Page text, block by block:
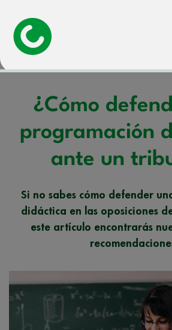
Portada»
¿Cómo
programación
ante un
Si no sabes cómo defender
didáctica en las oposiciones
este artículo encontrarás